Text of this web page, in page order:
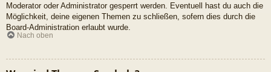
Moderator oder Administrator gesperrt werden. Eventuell hast du auch die
Möglichkeit, deine eigenen Themen zu schließen, sofern dies durch die
Board-Administration erlaubt wurde.
Nach oben